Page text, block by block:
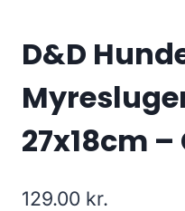
D&D
27x18cm –
129.00 kr.